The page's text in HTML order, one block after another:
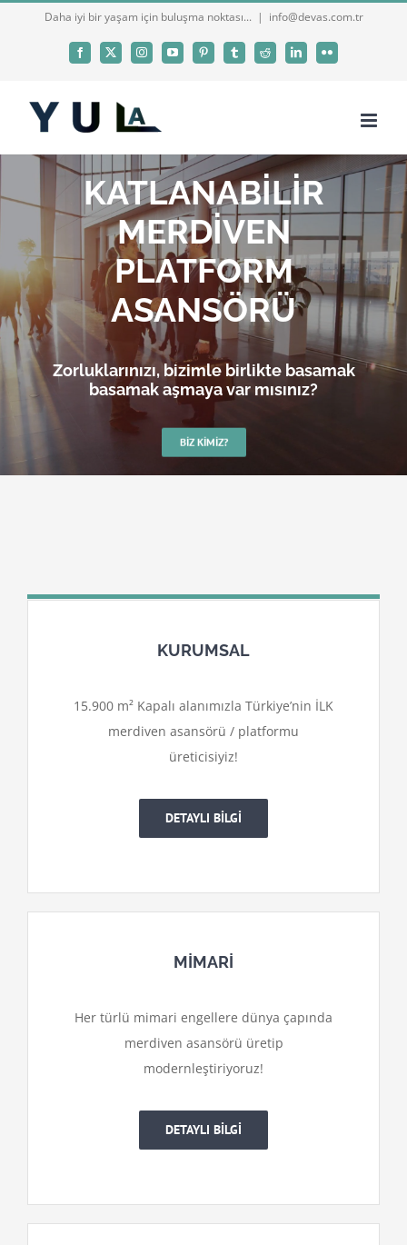
Daha iyi bir yaşam için buluşma noktası... | info@devas.com.tr
Facebook
X InstagramYouTubePinterestTumblrReddit LinkedInFlickr
KATLANABİLİR
MERDİVEN
PLATFORM
ASANSÖRÜ
Zorluklarınızı, bizimle birlikte basamak
basamak aşmaya var mısınız?
BIZ KIMIZ?
KURUMSAL
15.900 m² Kapalı alanımızla Türkiye’nin İLK
merdiven asansörü / platformu
üreticisiyiz!
DETAYLI BİLGİ
MİMARİ
Her türlü mimari engellere dünya çapında
merdiven asansörü üretip
modernleştiriyoruz!
DETAYLI BİLGİ